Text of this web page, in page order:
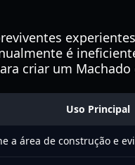
é
criar um Machado
Uso Principal
a área de construção e